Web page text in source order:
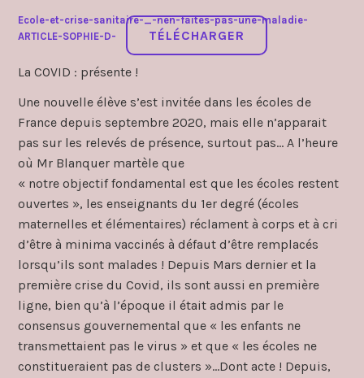
Ecole-et-crise-sanitaire-_-nen-faites-pas-une-maladie-
ARTICLE-SOPHIE-D-
TÉLÉCHARGER
La COVID : présente !
Une nouvelle élève s’est invitée dans les écoles de
France depuis septembre 2020, mais elle n’apparait
pas sur les relevés de présence, surtout pas… A l’heure
où Mr Blanquer martèle que
« notre objectif fondamental est que les écoles restent
ouvertes », les enseignants du 1er degré (écoles
maternelles et élémentaires) réclament à corps et à cri
d’être à minima vaccinés à défaut d’être remplacés
lorsqu’ils sont malades ! Depuis Mars dernier et la
première crise du Covid, ils sont aussi en première
ligne, bien qu’à l’époque il était admis par le
consensus gouvernemental que « les enfants ne
transmettaient pas le virus » et que « les écoles ne
constitueraient pas de clusters »…Dont acte ! Depuis,